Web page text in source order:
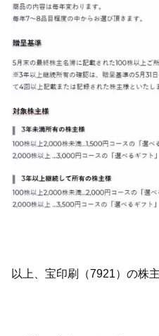
以上、宝印刷（7921）の株